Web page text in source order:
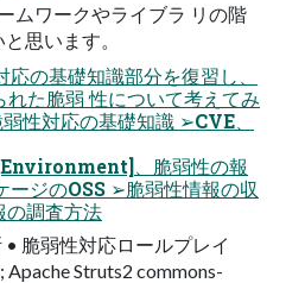
ムワークやライブラ リの階
思います。
の基礎知識部分を復習し、
た脆弱 性について考えてみ
性対応の基礎知識 ➢CVE、
、脆弱性の報
ージのOSS ➢脆弱性情報の収
調査方法
脆弱性対応ロールプレイ
Struts2 commons-